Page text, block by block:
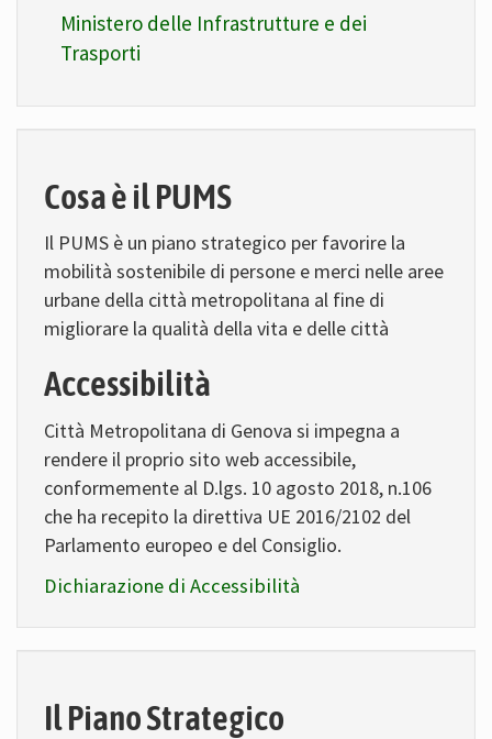
Ministero delle Infrastrutture e dei
Trasporti
Cosa è il PUMS
Il PUMS è un piano strategico per favorire la
mobilità sostenibile di persone e merci nelle aree
urbane della città metropolitana al fine di
migliorare la qualità della vita e delle città
Accessibilità
Città Metropolitana di Genova si impegna a
rendere il proprio sito web accessibile,
conformemente al D.lgs. 10 agosto 2018, n.106
che ha recepito la direttiva UE 2016/2102 del
Parlamento europeo e del Consiglio.
Dichiarazione di Accessibilità
Il Piano Strategico